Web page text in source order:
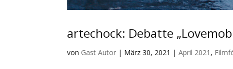
artechock: Debatte
von Gast Autor | März 30, 2021 |April 2021 ,